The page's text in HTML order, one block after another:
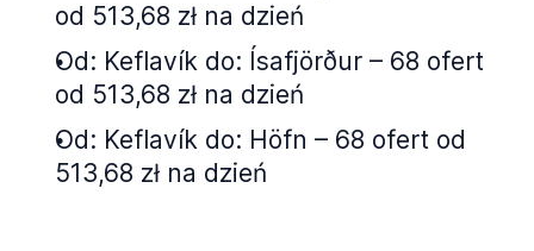
od 513,68 zł na dzień
Od: Keflavík do: Ísafjörður – 68 ofert
od 513,68 zł na dzień
Od: Keflavík do: Höfn – 68 ofert od
513,68 zł na dzień